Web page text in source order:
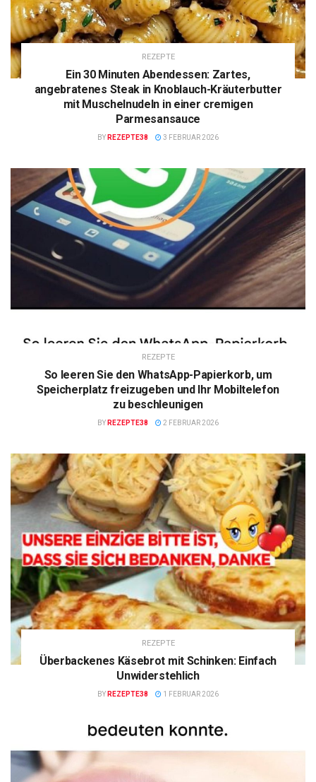
REZEPTE
Ein 30 Minuten Abendessen: Zartes,
angebratenes Steak in Knoblauch-Kräuterbutter
mit Muschelnudeln in einer cremigen
Parmesansauce
BY REZEPTE38 3 FEBRUAR 2026
REZEPTE
So leeren Sie den WhatsApp-Papierkorb, um
Speicherplatz freizugeben und Ihr Mobiltelefon
zu beschleunigen
BY REZEPTE38 2 FEBRUAR 2026
REZEPTE
Überbackenes Käsebrot mit Schinken: Einfach
Unwiderstehlich
BY REZEPTE38 1 FEBRUAR 2026